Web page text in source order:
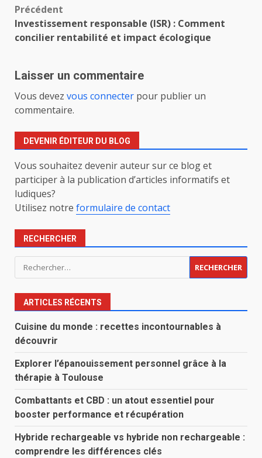
Navigation
d’article
Précédent
Investissement responsable (ISR) : Comment
concilier rentabilité et impact écologique
Laisser un commentaire
Vous devez vous connecter pour publier un
commentaire.
DEVENIR ÉDITEUR DU BLOG
Vous souhaitez devenir auteur sur ce blog et
participer à la publication d’articles informatifs et
ludiques?
Utilisez notre formulaire de contact
RECHERCHER
Rechercher :
ARTICLES RÉCENTS
Cuisine du monde : recettes incontournables à
découvrir
Explorer l’épanouissement personnel grâce à la
thérapie à Toulouse
Combattants et CBD : un atout essentiel pour
booster performance et récupération
Hybride rechargeable vs hybride non rechargeable :
comprendre les différences clés